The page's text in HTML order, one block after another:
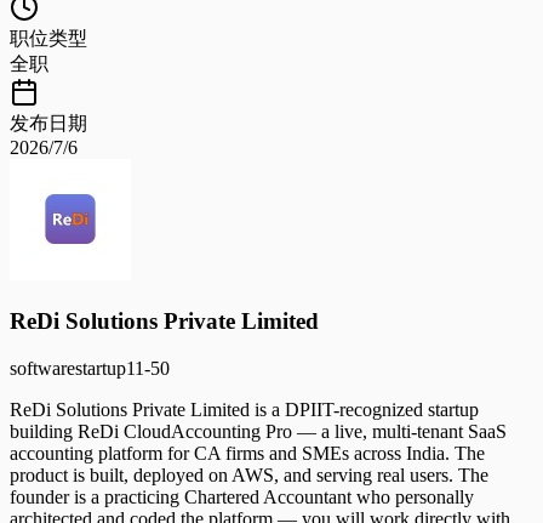
职位类型
全职
发布日期
2026/7/6
ReDi Solutions Private Limited
softwarestartup11-50
ReDi Solutions Private Limited is a DPIIT-recognized startup
building ReDi CloudAccounting Pro — a live, multi-tenant SaaS
accounting platform for CA firms and SMEs across India. The
product is built, deployed on AWS, and serving real users. The
founder is a practicing Chartered Accountant who personally
architected and coded the platform — you will work directly with